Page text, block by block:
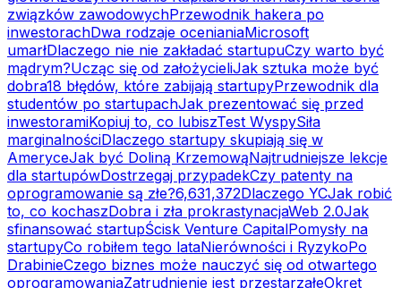
związków zawodowychPrzewodnik hakera po
inwestorachDwa rodzaje ocenianiaMicrosoft
umarłDlaczego nie nie zakładać startupuCzy warto być
mądrym?Ucząc się od założycieliJak sztuka może być
dobra18 błędów, które zabijają startupyPrzewodnik dla
studentów po startupachJak prezentować się przed
inwestoramiKopiuj to, co lubiszTest WyspySiła
marginalnościDlaczego startupy skupiają się w
AmeryceJak być Doliną KrzemowąNajtrudniejsze lekcje
dla startupówDostrzegaj przypadekCzy patenty na
oprogramowanie są złe?6,631,372Dlaczego YCJak robić
to, co kochaszDobra i zła prokrastynacjaWeb 2.0Jak
sfinansować startupŚcisk Venture CapitalPomysły na
startupyCo robiłem tego lataNierówności i RyzykoPo
DrabinieCzego biznes może nauczyć się od otwartego
oprogramowaniaZatrudnienie jest przestarzałeOkręt